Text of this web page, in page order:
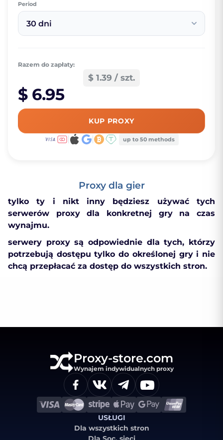
Period
30 dni
Razem do zapłaty:
$ 1.39 / szt.
$ 6.95
KUP PROXY
up to 50 methods
Proxy dla gier
tylko ty i nikt inny będziesz używać tych
serwerów proxy dla konkretnej gry na czas
wynajmu.
serwery proxy są odpowiednie dla tych, którzy
potrzebują dostępu tylko do określonej gry i nie
chcą przepłacać za dostęp do wszystkich stron.
Proxy-store.com
Wynajem indywidualnych proxy
USŁUGI
Dla wszystkich stron